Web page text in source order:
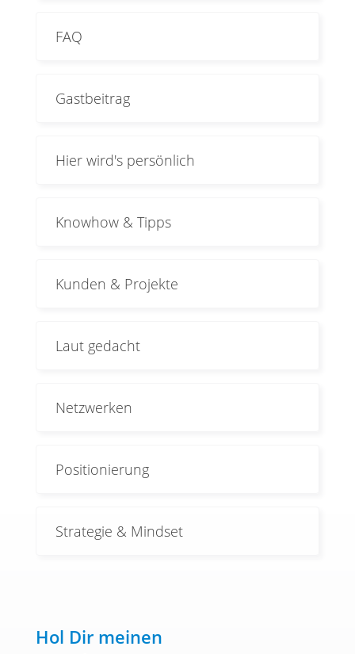
FAQ
Gastbeitrag
Hier wird's persönlich
Knowhow & Tipps
Kunden & Projekte
Laut gedacht
Netzwerken
Positionierung
Strategie & Mindset
Hol Dir meinen